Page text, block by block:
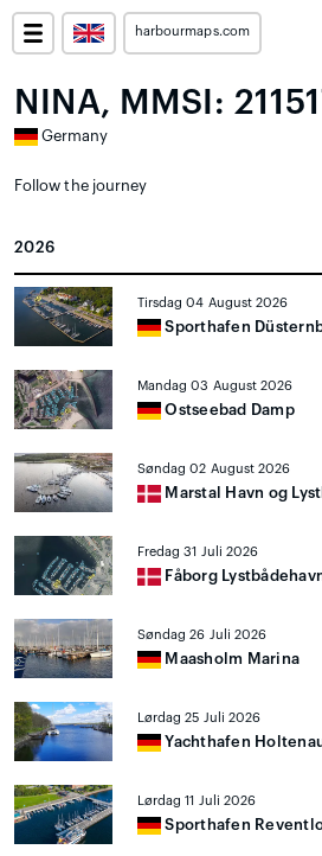
harbourmaps.com
NINA, MMSI:
Germany
Follow the journey
2026
Tirsdag 04 August 2026
Sporthafen
Mandag 03 August 2026
Ostseebad Damp
Søndag 02 August 2026
Marstal Havn og
Fredag 31 Juli 2026
Fåborg
Søndag 26 Juli 2026
Maasholm Marina
Lørdag 25 Juli 2026
Yachthafen
Lørdag 11 Juli 2026
Sporthafen